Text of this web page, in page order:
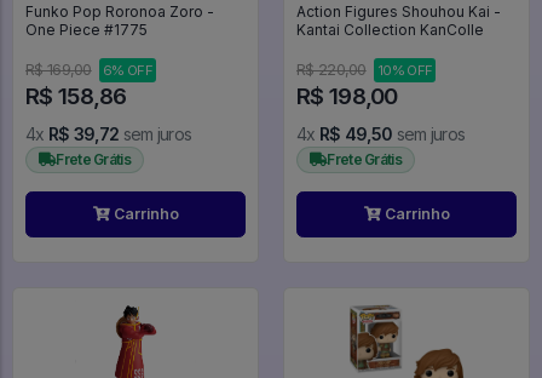
Funko Pop Roronoa Zoro -
One Piece #1775
R$ 169,00 6% OFF
R$ 158,86
4x R$ 39,72 sem juros
Frete Grátis
Carrinho
Action Figures Shouhou Kai -
Kantai Collection KanColle
R$ 220,00 10% OFF
R$ 198,00
4x R$ 49,50 sem juros
Frete Grátis
Carrinho